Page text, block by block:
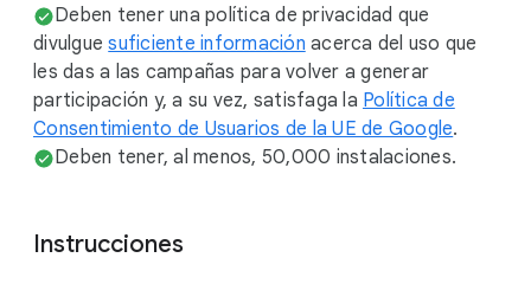
Deben tener una política de privacidad que
divulguesuficiente información acerca del uso que
les das a las campañas para volver a generar
participación y, a su vez, satisfaga la Política de
Consentimiento de Usuarios de la UE de Google.
Deben tener, al menos, 50,000 instalaciones.
Instrucciones